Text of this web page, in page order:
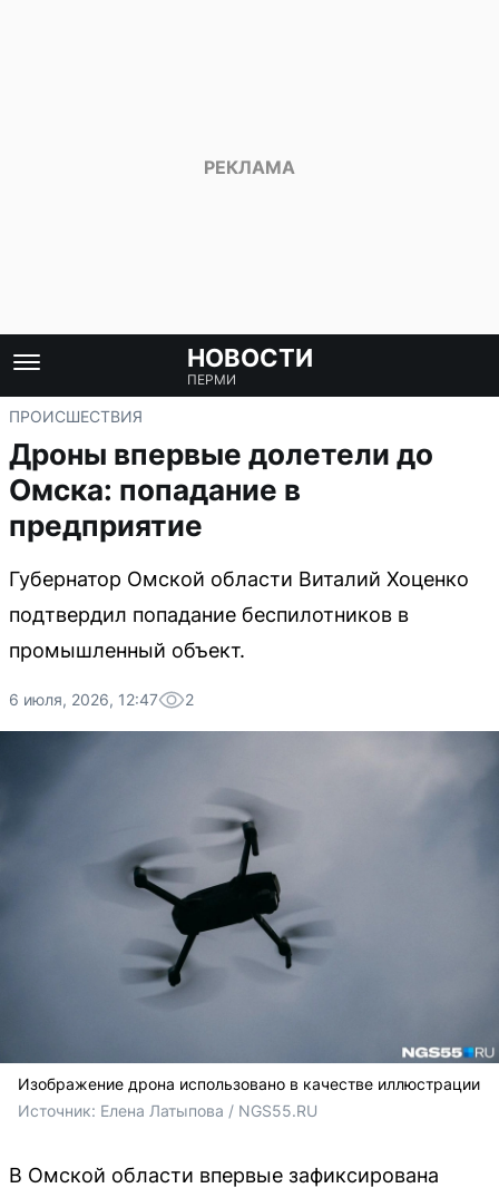
НОВОСТИ
ПЕРМИ
ПРОИСШЕСТВИЯ
Дроны впервые долетели до
Омска: попадание в
предприятие
Губернатор Омской области Виталий Хоценко
подтвердил попадание беспилотников в
промышленный объект.
6 июля, 2026, 12:47 2
Изображение дрона использовано в качестве иллюстрации
Источник: Елена Латыпова / NGS55.RU
В Омской области впервые зафиксирована